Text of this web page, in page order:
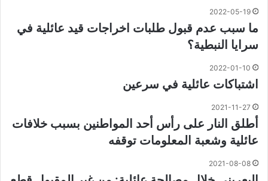
2022-05-19
ما سبب عدم قبول طلبات اخراجات قيد عائلية في
سرايا النبطية؟
2022-01-10
اشتباكات عائلية في سرعين
2021-11-27
أطلق النار على رأس أحد المواطنين بسبب خلافات
عائلية وشعبة المعلومات توقفه
2021-08-08